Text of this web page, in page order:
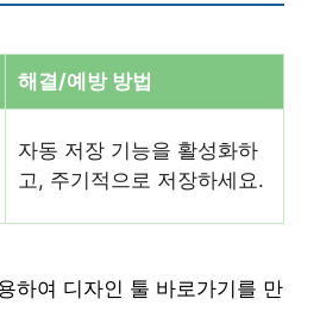
해결/예방 방법
자동 저장 기능을 활성화하
고, 주기적으로 저장하세요.
하여 디자인 툴 바로가기를 만